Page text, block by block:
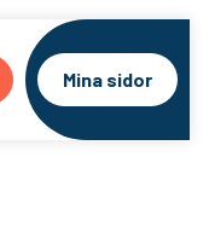
Mina sidor